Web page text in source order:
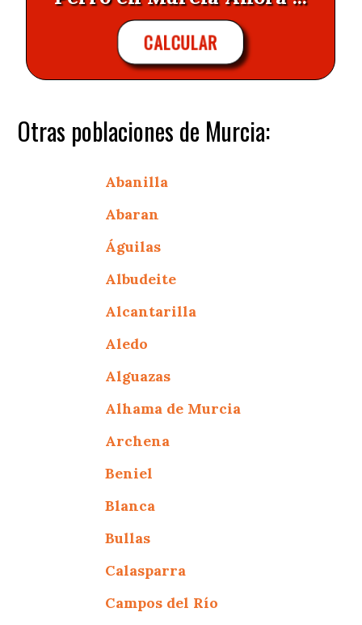
CALCULAR
Otras poblaciones de Murcia:
Abanilla
Abaran
Águilas
Albudeite
Alcantarilla
Aledo
Alguazas
Alhama de Murcia
Archena
Beniel
Blanca
Bullas
Calasparra
Campos del Río